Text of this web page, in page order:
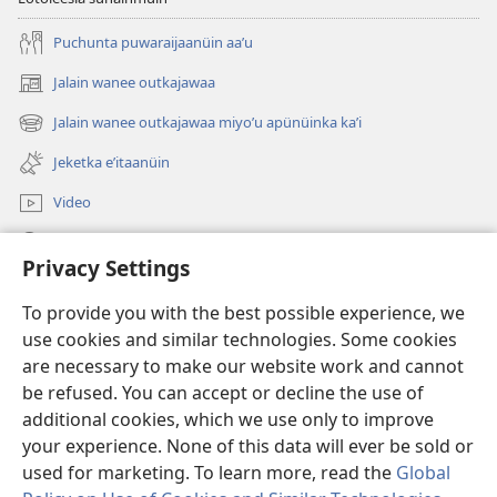
Privacy Settings
To provide you with the best possible experience, we
use cookies and similar technologies. Some cookies
are necessary to make our website work and cannot
be refused. You can accept or decline the use of
additional cookies, which we use only to improve
your experience. None of this data will ever be sold or
used for marketing. To learn more, read the Global
Puchunta puwaraijaanüin aaʼu
Jalain wanee outkajawaa
(abre
una
nueva
ventana)
Jalain wanee outkajawaa miyoʼu apünüinka kaʼi
(abre
una
nueva
ventana)
Jeketka eʼitaanüin
Video
(abre
nueva
ventana)
PÜTCHIPÜLEE SULUʼUKA INTERNET sutuma Watchtower
(abre
una
nueva
ventana)
JW Hub ®
(abre
una
nueva
ventana)